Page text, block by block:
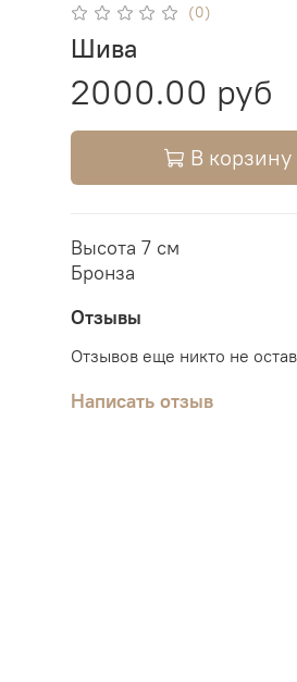
(0)
Шива
2000.00 руб
В корзину
Высота 7 см
Бронза
Отзывы
Отзывов еще никто не
Написать отзыв